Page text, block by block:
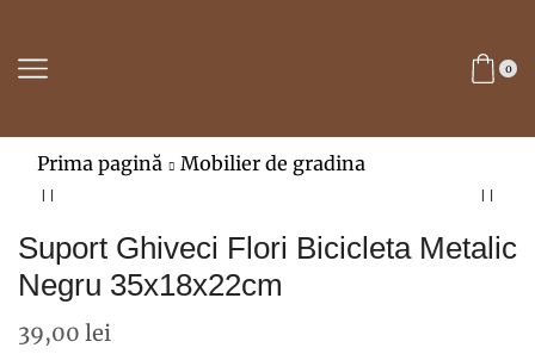
0
Prima pagină Mobilier de gradina
Suport Ghiveci Flori Bicicleta Metalic
Negru 35x18x22cm
39,00 lei